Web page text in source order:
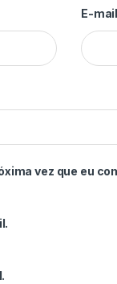
E-mail
vez que eu